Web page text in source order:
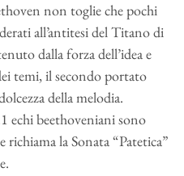
non toglie che pochi
all’antitesi del Titano di
dalla forza dell’idea e
temi, il secondo portato
della melodia.
echi beethoveniani sono
richiama la Sonata “Patetica”